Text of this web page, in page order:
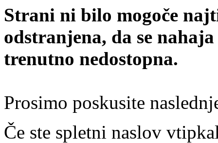
Strani ni bilo mogoče
odstranjena, da se
trenutno nedostopna.
Prosimo poskusite
Če ste spletni naslov